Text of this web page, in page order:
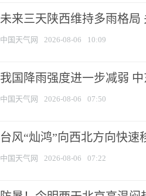
未来三天陕西维持多雨格局
中国天气网 2026-08-06 10:09
我国降雨强度进一步减弱
中国天气网 2026-08-06 07:50
台风“灿鸿”向西北方向快
中国天气网 2026-08-06 07:22